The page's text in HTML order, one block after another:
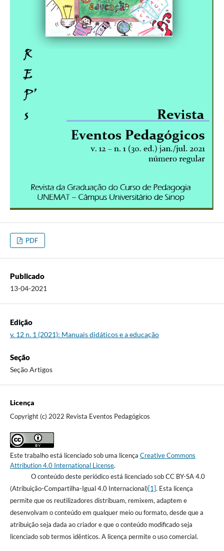
PDF
Publicado
13-04-2021
Edição
v. 12 n. 1 (2021): Manuais didáticos e a educação
Seção
Seção Artigos
Licença
Copyright (c) 2022 Revista Eventos Pedagógicos
Este trabalho está licenciado sob uma licença Creative Commons
Attribution 4.0 International License.
O conteúdo deste periódico está licenciado sob CC BY-SA 4.0
(Atribuição-Compartilha-Igual 4.0 Internacional)[1]. Esta licença
permite que os reutilizadores distribuam, remixem, adaptem e
desenvolvam o conteúdo em qualquer meio ou formato, desde que a
atribuição seja dada ao criador e que o conteúdo modificado seja
licenciado sob termos idênticos. A licença permite o uso comercial.